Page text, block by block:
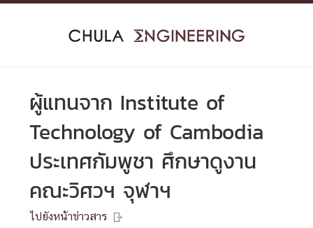
Skip
ผู้แทนจาก Institute of
Technology of Cambodia
ประเทศกัมพูชา ศึกษาดูงาน
คณะวิศวฯ จุฬาฯ
ไปยังหน้าข่าวสาร 